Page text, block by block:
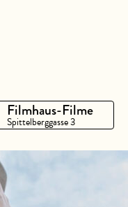
Filmhaus-Filme
Spittelberggasse 3